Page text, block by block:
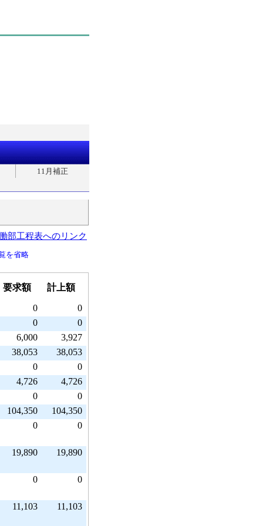
11月補正
部工程表へのリンク
を省略
要求額 計上額
0
0
0
0
6,000
3,927
38,053
38,053
0
0
4,726
4,726
0
0
104,350
104,350
0 0
19,890 19,890
0 0
11,103 11,103